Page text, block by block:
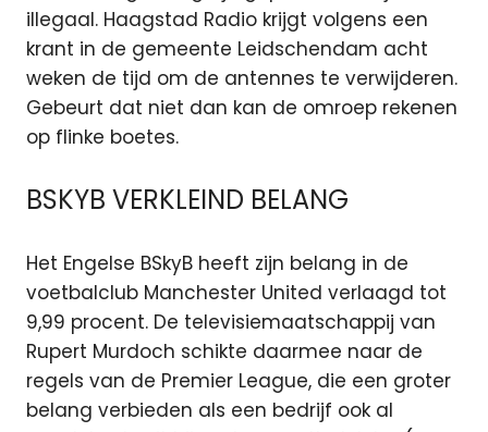
illegaal. Haagstad Radio krijgt volgens een
krant in de gemeente Leidschendam acht
weken de tijd om de antennes te verwijderen.
Gebeurt dat niet dan kan de omroep rekenen
op flinke boetes.
BSKYB VERKLEIND BELANG
Het Engelse BSkyB heeft zijn belang in de
voetbalclub Manchester United verlaagd tot
9,99 procent. De televisiemaatschappij van
Rupert Murdoch schikte daarmee naar de
regels van de Premier League, die een groter
belang verbieden als een bedrijf ook al